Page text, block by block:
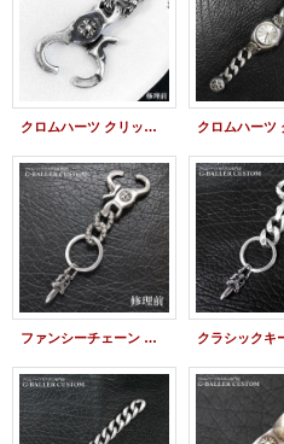
クロムハーツ クリップ バネ 修理 ファンシークロス ショート キーリング
ファンシーチェーン キーリング クリップ修理